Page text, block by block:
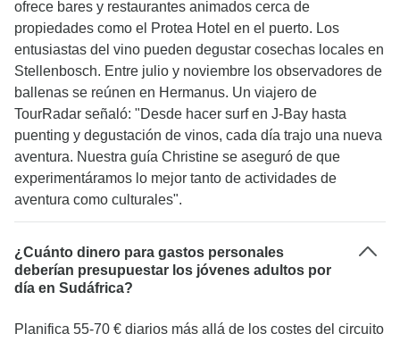
ofrece bares y restaurantes animados cerca de
propiedades como el Protea Hotel en el puerto. Los
entusiastas del vino pueden degustar cosechas locales en
Stellenbosch. Entre julio y noviembre los observadores de
ballenas se reúnen en Hermanus. Un viajero de
TourRadar señaló: "Desde hacer surf en J-Bay hasta
puenting y degustación de vinos, cada día trajo una nueva
aventura. Nuestra guía Christine se aseguró de que
experimentáramos lo mejor tanto de actividades de
aventura como culturales".
¿Cuánto dinero para gastos personales
deberían presupuestar los jóvenes adultos por
día en Sudáfrica?
Planifica 55-70 € diarios más allá de los costes del circuito